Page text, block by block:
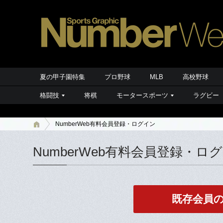
夏の甲子園特集 プロ野球 MLB 高校野球
格闘技 将棋 モータースポーツ ラグビー
NumberWeb有料会員登録・ログイン
NumberWeb有料会員登録・ロ
既存会員